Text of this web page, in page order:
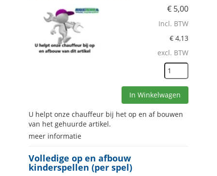
€ 5,00
Incl. BTW
€ 4,13
excl. BTW
In Winkelwagen
U helpt onze chauffeur bij het op en af bouwen
van het gehuurde artikel.
meer informatie
Volledige op en afbouw
kinderspellen (per spel)